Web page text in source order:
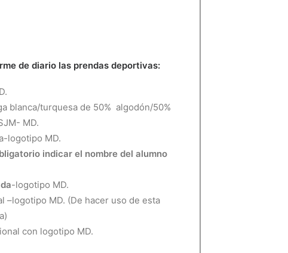
de diario las prendas deportivas:
blanca/turquesa de 50% algodón/50%
MD.
logotipo MD.
indicar el nombre del alumno
-logotipo MD.
–logotipo MD. (De hacer uso de esta
con logotipo MD.